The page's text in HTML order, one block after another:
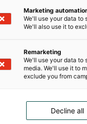
Marketing
We'll use your data to
We'll also use it to
Remarketing
We'll use your data to
media. We'll use it to
exclude you from
Decline all